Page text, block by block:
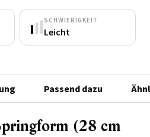
SCHWIERIGKEIT
Leicht
Passend dazu
(28 cm